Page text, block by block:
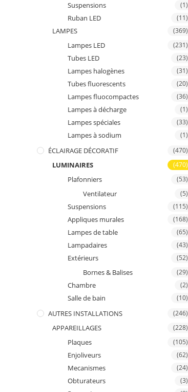
Suspensions (1)
Ruban LED (11)
LAMPES (369)
Lampes LED (231)
Tubes LED (23)
Lampes halogènes (31)
Tubes fluorescents (20)
Lampes fluocompactes (36)
Lampes à décharge (1)
Lampes spéciales (33)
Lampes à sodium (1)
ÉCLAIRAGE DÉCORATIF (470)
LUMINAIRES (470)
Plafonniers (53)
Ventilateur (5)
Suspensions (115)
Appliques murales (168)
Lampes de table (65)
Lampadaires (43)
Extérieurs (52)
Bornes & Balises (29)
Chambre (2)
Salle de bain (10)
AUTRES INSTALLATIONS (246)
APPAREILLAGES (228)
Plaques (105)
Enjoliveurs (62)
Mecanismes (24)
Obturateurs (3)